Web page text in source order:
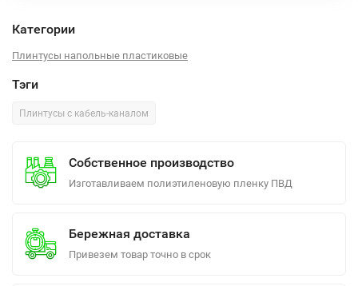
Категории
Плинтусы напольные пластиковые
Тэги
Плинтусы с кабель-каналом
Собственное производство
Изготавливаем полиэтиленовую пленку ПВД
Бережная доставка
Привезем товар точно в срок